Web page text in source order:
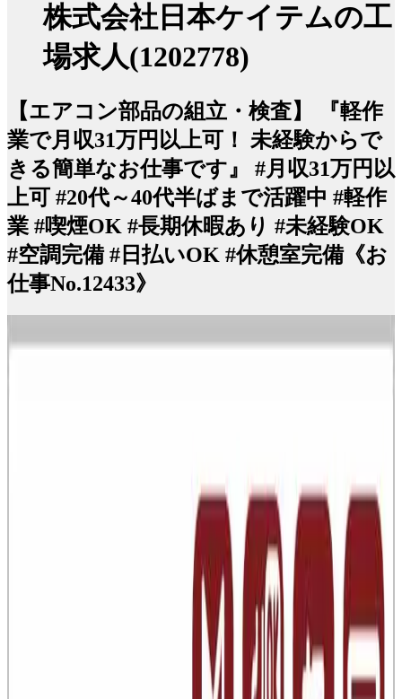
株式会社日本ケイテムの工
場求人(1202778)
【エアコン部品の組立・検査】 『軽作
業で月収31万円以上可！ 未経験からで
きる簡単なお仕事です』 #月収31万円以
上可 #20代～40代半ばまで活躍中 #軽作
業 #喫煙OK #長期休暇あり #未経験OK
#空調完備 #日払いOK #休憩室完備《お
仕事No.12433》